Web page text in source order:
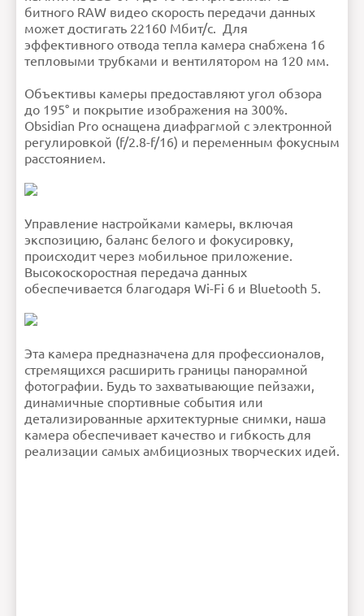
битного RAW видео скорость передачи данных
может достигать 22160 Мбит/с. Для
эффективного отвода тепла камера снабжена 16
тепловыми трубками и вентилятором на 120 мм.
Объективы камеры предоставляют угол обзора
до 195° и покрытие изображения на 300%.
Obsidian Pro оснащена диафрагмой с электронной
регулировкой (f/2.8-f/16) и переменным фокусным
расстоянием.
Управление настройками камеры, включая
экспозицию, баланс белого и фокусировку,
происходит через мобильное приложение.
Высокоскоростная передача данных
обеспечивается благодаря Wi-Fi 6 и Bluetooth 5.
Эта камера предназначена для профессионалов,
стремящихся расширить границы панорамной
фотографии. Будь то захватывающие пейзажи,
динамичные спортивные события или
детализированные архитектурные снимки, наша
камера обеспечивает качество и гибкость для
реализации самых амбициозных творческих идей.